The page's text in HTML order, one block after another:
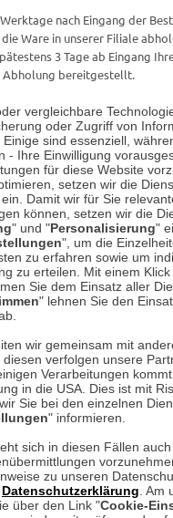
vergleichbare
oder Zugriff von
sind essenziell,
- Ihre Einwilligung
für diese Website
setzen wir die
Damit wir für Sie
können, setzen wir die
" und "Personalisierung"
", um die
zu erfahren sowie um
zu erteilen. Mit einem
Sie dem Einsatz aller
" lehnen Sie den
wir gemeinsam mit
verfolgen unsere
Verarbeitungen
in die USA. Dies ist mit
Sie bei den einzelnen
" informieren.
sich in diesen Fällen
zu unseren
Datenschutzerklärung .
über den Link "Cookie-
nach Eingang der
die Ware in unserer Filiale
3 Tage ab Eingang
Abholung bereitgestellt.
Geschäft in Meckenheim
dem Steinbüchel 6
53340 Meckenheim
Samstag 9:00 Uhr bis
weitere Information
finden Sie uns im Netz
Umwelt und Entsorgung
Hinweisgeber-
unserer Website
in Ihrem Browser
aktuell keine Cookies!